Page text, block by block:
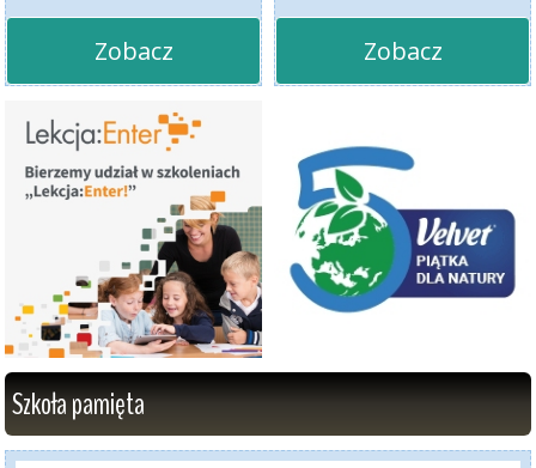
Zobacz Zobacz
Szkoła pamięta